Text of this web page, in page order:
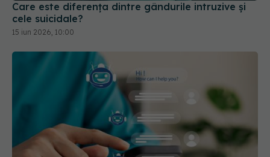
Care este diferența dintre gândurile intruzive și
cele suicidale?
15 iun 2026, 10:00